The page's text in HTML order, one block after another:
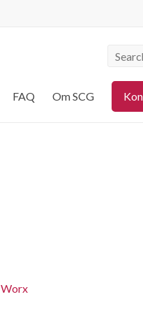
FAQ Om SCG
Worx